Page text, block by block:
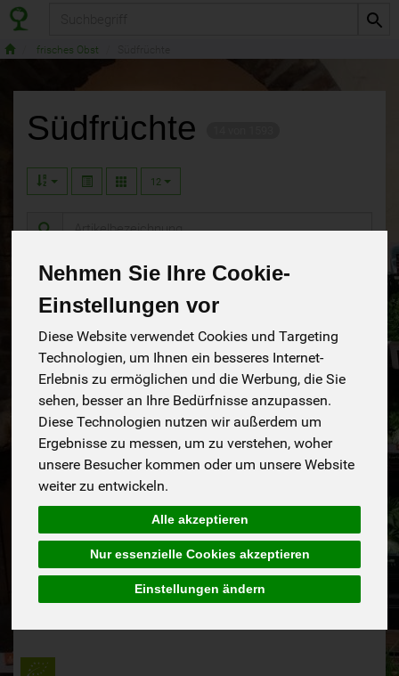
Nehmen Sie Ihre Cookie-
Einstellungen vor
Diese Website verwendet Cookies und Targeting
Technologien, um Ihnen ein besseres Internet-
Erlebnis zu ermöglichen und die Werbung, die Sie
sehen, besser an Ihre Bedürfnisse anzupassen.
Diese Technologien nutzen wir außerdem um
Ergebnisse zu messen, um zu verstehen, woher
unsere Besucher kommen oder um unsere Website
weiter zu entwickeln.
Alle akzeptieren
Nur essenzielle Cookies akzeptieren
Einstellungen ändern
frisches Obst
Südfrüchte
12
Hersteller Allergene